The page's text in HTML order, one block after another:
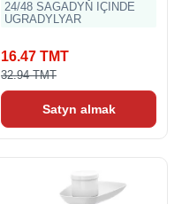
24/48 SAGADYŇ IÇINDE
UGRADYLYAR
16.47 TMT
32.94 TMT
Satyn almak